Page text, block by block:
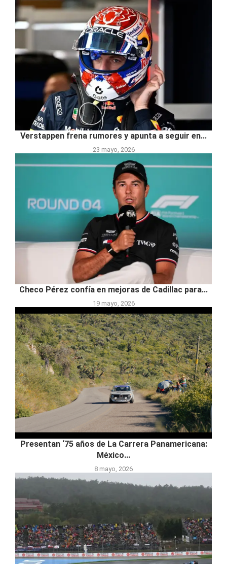
Verstappen frena rumores y apunta a seguir en...
23 mayo, 2026
Checo Pérez confía en mejoras de Cadillac para...
19 mayo, 2026
Presentan ‘75 años de La Carrera Panamericana:
México...
8 mayo, 2026